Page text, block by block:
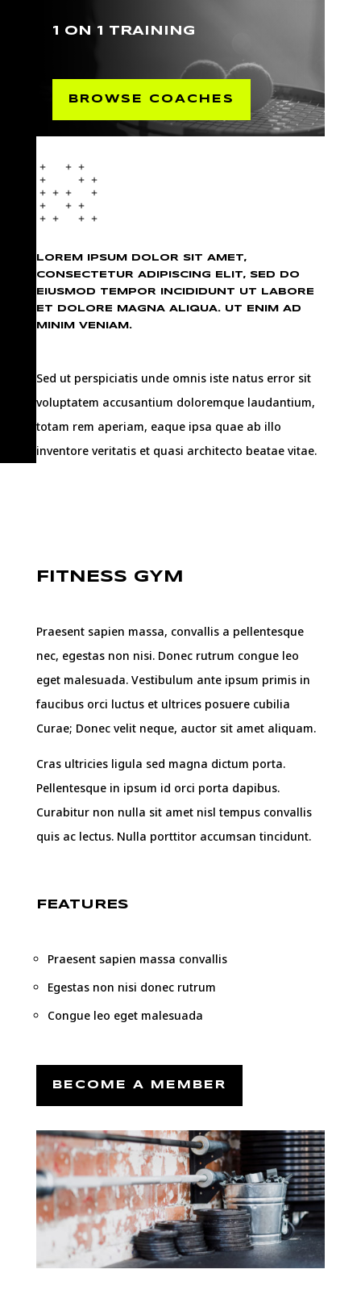
1 ON 1 TRAINING
BROWSE COACHES
LOREM IPSUM DOLOR SIT AMET,
CONSECTETUR ADIPISCING ELIT, SED DO
EIUSMOD TEMPOR INCIDIDUNT UT LABORE
ET DOLORE MAGNA ALIQUA. UT ENIM AD
MINIM VENIAM.
Sed ut perspiciatis unde omnis iste natus error sit
voluptatem accusantium doloremque laudantium,
totam rem aperiam, eaque ipsa quae ab illo
inventore veritatis et quasi architecto beatae vitae.
FITNESS GYM
Praesent sapien massa, convallis a pellentesque
nec, egestas non nisi. Donec rutrum congue leo
eget malesuada. Vestibulum ante ipsum primis in
faucibus orci luctus et ultrices posuere cubilia
Curae; Donec velit neque, auctor sit amet aliquam.
Cras ultricies ligula sed magna dictum porta.
Pellentesque in ipsum id orci porta dapibus.
Curabitur non nulla sit amet nisl tempus convallis
quis ac lectus. Nulla porttitor accumsan tincidunt.
FEATURES
Praesent sapien massa convallis
Egestas non nisi donec rutrum
Congue leo eget malesuada
BECOME A MEMBER